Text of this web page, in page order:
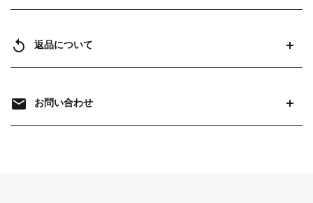
replay 返品について
mail お問い合わせ